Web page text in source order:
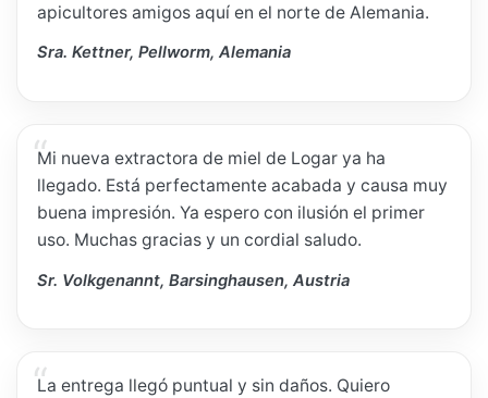
apicultores amigos aquí en el norte de Alemania.
Sra. Kettner, Pellworm, Alemania
Mi nueva extractora de miel de Logar ya ha
llegado. Está perfectamente acabada y causa muy
buena impresión. Ya espero con ilusión el primer
uso. Muchas gracias y un cordial saludo.
Sr. Volkgenannt, Barsinghausen, Austria
La entrega llegó puntual y sin daños. Quiero